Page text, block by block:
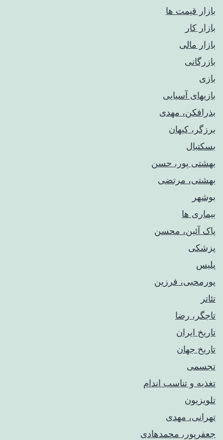
بازار قیمت ها
بازار کار
بازار مالی
بازرگانی
بازی
بازیهای آسیایی
بذرافکن، مهدی
برزگر، کیهان
بسکتبال
بهشتی پور، حسن
بهشتی، مرتضی
بوشهر
بیماری ها
پاک آئین، محسن
پزشکی
پلیس
پورمحبی، فرزین
تئاتر
تاجگر، رضا
تاریخ ایران
تاریخ جهان
تجسمی
تغذیه و تناسب اندام
تلویزیون
تهرانی، مهدی
جعفرپور، محمدهادی